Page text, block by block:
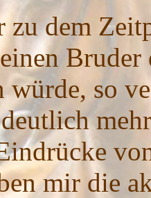
dem
würde, so
mir die